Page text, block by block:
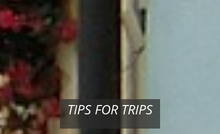
TIPS FOR TRIPS